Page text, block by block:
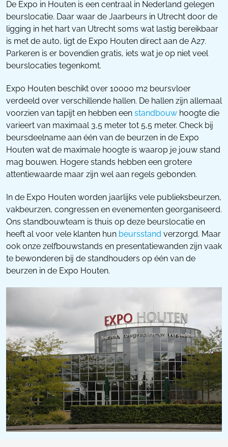
De Expo in Houten is een centraal in Nederland gelegen
beurslocatie. Daar waar de Jaarbeurs in Utrecht door de
ligging in het hart van Utrecht soms wat lastig bereikbaar
is met de auto, ligt de Expo Houten direct aan de A27.
Parkeren is er bovendien gratis, iets wat je op niet veel
beurslocaties tegenkomt.
Expo Houten beschikt over 10000 m2 beursvloer
verdeeld over verschillende hallen. De hallen zijn allemaal
voorzien van tapijt en hebben een standbouw hoogte die
varieert van maximaal 3,5 meter tot 5,5 meter. Check bij
beursdeelname aan één van de beurzen in de Expo
Houten wat de maximale hoogte is waarop je jouw stand
mag bouwen. Hogere stands hebben een grotere
attentiewaarde maar zijn wel aan regels gebonden.
In de Expo Houten worden jaarlijks vele publieksbeurzen,
vakbeurzen, congressen en evenementen georganiseerd.
Ons standbouwteam is thuis op deze beurslocatie en
heeft al voor vele klanten hun beursstand verzorgd. Maar
ook onze zelfbouwstands en presentatiewanden zijn vaak
te bewonderen bij de standhouders op één van de
beurzen in de Expo Houten.